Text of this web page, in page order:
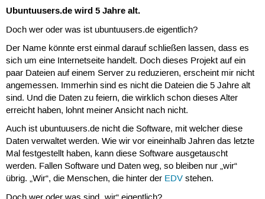
Ubuntuusers.de wird 5 Jahre alt.
Doch wer oder was ist ubuntuusers.de eigentlich?
Der Name könnte erst einmal darauf schließen lassen, dass es
sich um eine Internetseite handelt. Doch dieses Projekt auf ein
paar Dateien auf einem Server zu reduzieren, erscheint mir nicht
angemessen. Immerhin sind es nicht die Dateien die 5 Jahre alt
sind. Und die Daten zu feiern, die wirklich schon dieses Alter
erreicht haben, lohnt meiner Ansicht nach nicht.
Auch ist ubuntuusers.de nicht die Software, mit welcher diese
Daten verwaltet werden. Wie wir vor eineinhalb Jahren das letzte
Mal festgestellt haben, kann diese Software ausgetauscht
werden. Fallen Software und Daten weg, so bleiben nur „wir“
übrig. „Wir“, die Menschen, die hinter der EDVstehen.